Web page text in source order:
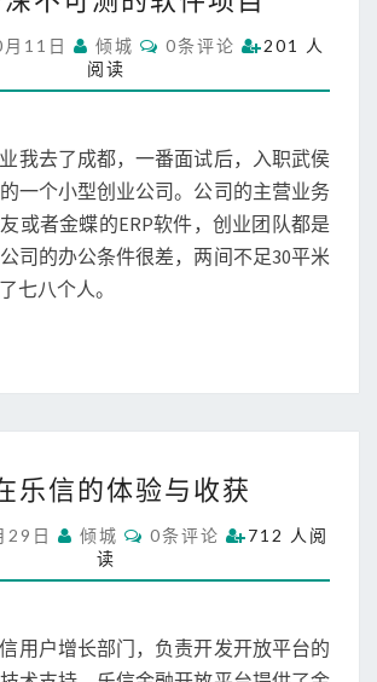
不
可
软
件
项
目
11日 倾城
C
O
M
T
S
0条评论
201 人
阅读
我去了成都，一番面试后，入职武侯
一个小型创业公司。公司的主营业务
或者金蝶的ERP软件，创业团队都是
司的办公条件很差，两间不足30平米
七八个人。
在
信
的
与
收
乐信的体验与收获
29日 倾城
C
O
M
0条评论
712 人阅
读
用户增长部门，负责开发开放平台的